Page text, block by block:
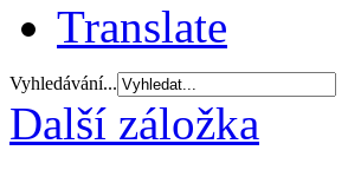
Translate
Vyhledávání...
Další záložka